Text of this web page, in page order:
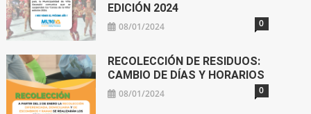
EDICIÓN 2024
08/01/2024 0
RECOLECCIÓN DE RESIDUOS:
CAMBIO DE DÍAS Y HORARIOS
08/01/2024 0